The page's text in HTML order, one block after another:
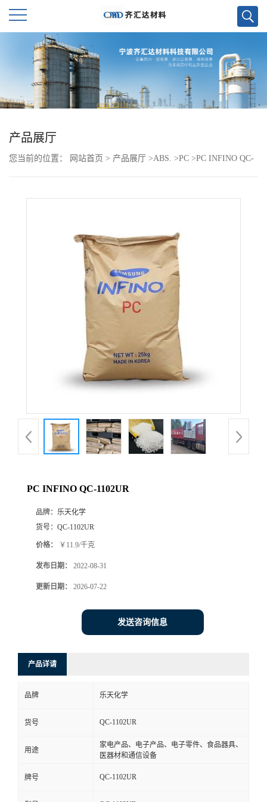
首
页
公
品
厅
系
产品展厅
您当前的位置： 网站首页 > 产品展厅 >ABS. >PC >PC INFINO QC-
PC INFINO QC-1102UR
品牌： 乐天化学
货号： QC-1102UR
价格： ￥11.9/千克
发布日期： 2022-08-31
更新日期： 2026-07-22
发送咨询信息
产品详请
品牌 乐天化学
货号 QC-1102UR
用途
家电产品、电子产品、电子零件、食品器具、
医器材和通信设备
牌号 QC-1102UR